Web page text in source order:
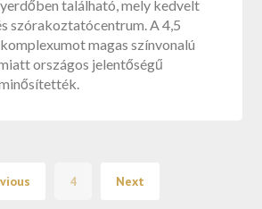
található, mely kedvelt
szórakoztatócentrum. A 4,5
magas színvonalú
országos jelentőségű
4 Next